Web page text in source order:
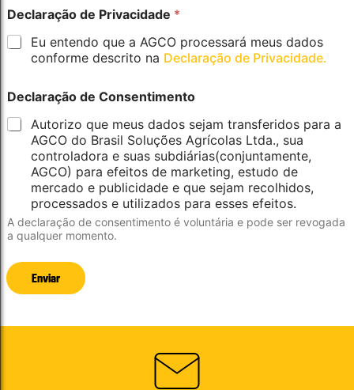
e
l
a
ç
ã
o
Declaração de Privacidade *
Eu entendo que a AGCO processará meus dados
conforme descrito na Declaração de Privacidade.
Declaração de Consentimento
Autorizo que meus dados sejam transferidos para a
AGCO do Brasil Soluções Agrícolas Ltda., sua
controladora e suas subdiárias(conjuntamente,
AGCO) para efeitos de marketing, estudo de
mercado e publicidade e que sejam recolhidos,
processados e utilizados para esses efeitos.
A declaração de consentimento é voluntária e pode ser revogada
a qualquer momento.
Enviar